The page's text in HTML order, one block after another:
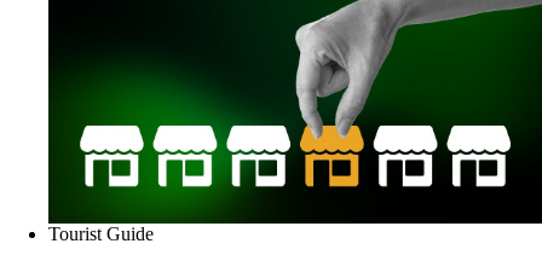
Tourist Guide